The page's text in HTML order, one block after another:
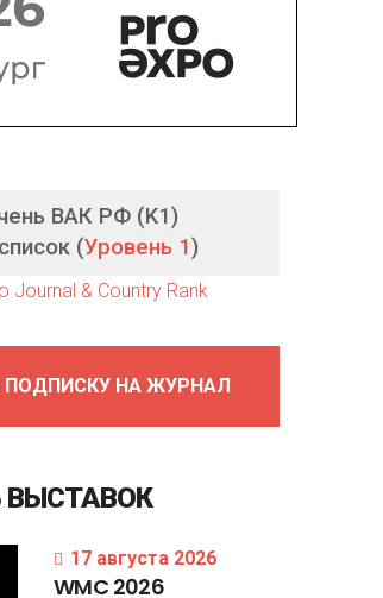
ВАК РФ (K1)
(Уровень 1)
НА ЖУРНАЛ
ВЫСТАВОК
17 августа 2026
WMC 2026